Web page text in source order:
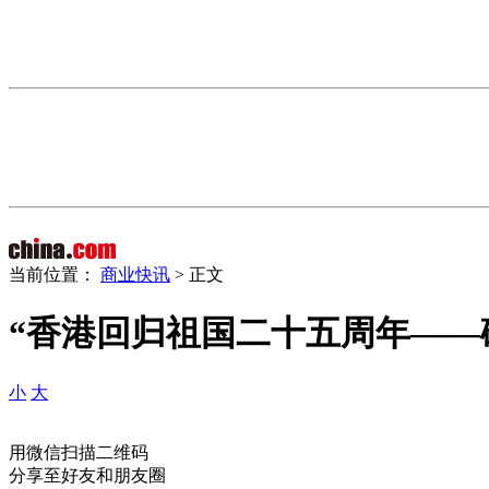
当前位置： 商业快讯 > 正文
“香港回归祖国二十五周年——
小 大
用微信扫描二维码
分享至好友和朋友圈